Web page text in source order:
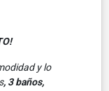
y lo
, 3 baños,